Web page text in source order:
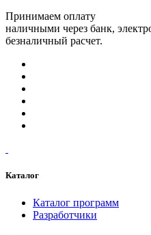
Принимаем оплату
наличными через банк,
безналичный расчет.
Каталог
Каталог программ
Разработчики